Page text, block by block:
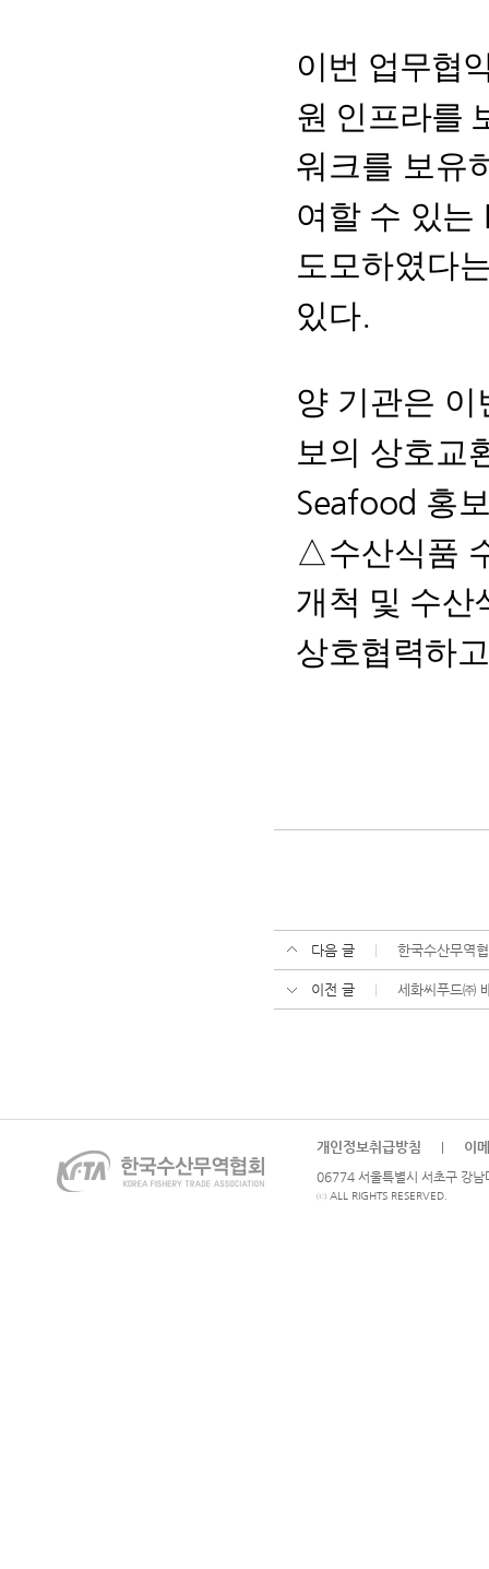
이번 업무협
원 인프라를
워크를 보유
여할 수 있는
도모하였다
있다.
양 기관은
보의 상호교
Seafood 홍
△수산식품
개척 및 수산
상호협력하
다음 글 한국수산무역
이전 글 세화씨푸드㈜
개인정보취급방침 이
06774 서울특별시 서초구 강
ⓒ ALL RIGHTS RESERVED.